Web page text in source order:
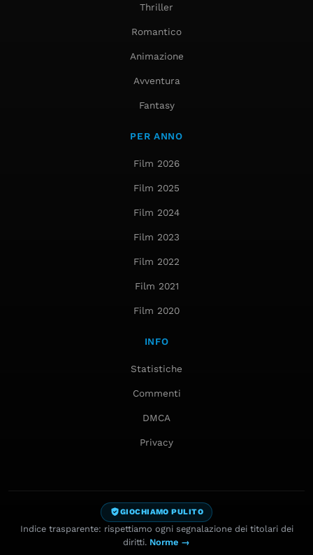
Thriller
Romantico
Animazione
Avventura
Fantasy
PER ANNO
Film 2026
Film 2025
Film 2024
Film 2023
Film 2022
Film 2021
Film 2020
INFO
Statistiche
Commenti
DMCA
Privacy
GIOCHIAMO PULITO
Indice trasparente: rispettiamo ogni segnalazione dei titolari dei
diritti. Norme →